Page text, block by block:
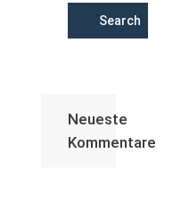
Search
Neueste
Kommentare